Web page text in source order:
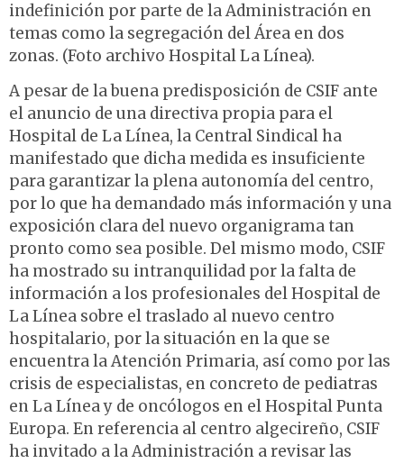
indefinición por parte de la Administración en
temas como la segregación del Área en dos
zonas. (Foto archivo Hospital La Línea).
A pesar de la buena predisposición de CSIF ante
el anuncio de una directiva propia para el
Hospital de La Línea, la Central Sindical ha
manifestado que dicha medida es insuficiente
para garantizar la plena autonomía del centro,
por lo que ha demandado más información y una
exposición clara del nuevo organigrama tan
pronto como sea posible. Del mismo modo, CSIF
ha mostrado su intranquilidad por la falta de
información a los profesionales del Hospital de
La Línea sobre el traslado al nuevo centro
hospitalario, por la situación en la que se
encuentra la Atención Primaria, así como por las
crisis de especialistas, en concreto de pediatras
en La Línea y de oncólogos en el Hospital Punta
Europa. En referencia al centro algecireño, CSIF
ha invitado a la Administración a revisar las